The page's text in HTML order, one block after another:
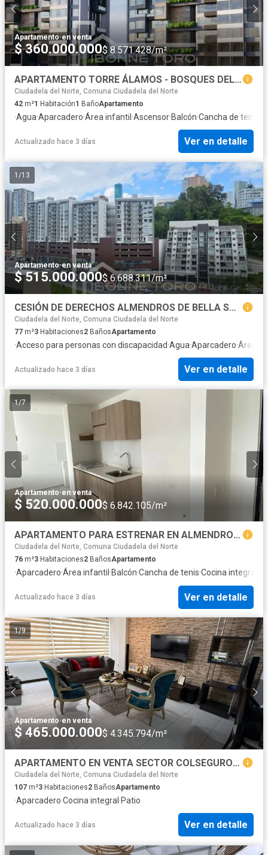
Apartamento·en venta
$ 360.000.000$ 8.571.428/m²
APARTAMENTO TORRE ÁLAMOS - BOSQUES DEL CERRO
Ciudadela del Norte, Comuna Ciudadela del Norte
42 m²1 Habitación1 BañoApartamento
·Agua·Aparcadero·Área infantil ·Ascensor·Balcón·Cancha de tenis
Actualizado hace 3 días Ver en detalle
1 /13
Apartamento·en venta
$ 515.000.000$ 6.688.311/m²
CESIÓN DE DERECHOS ALMENDROS DE BELLA SUIZA
Ciudadela del Norte, Comuna Ciudadela del Norte
77 m²3 Habitaciones2 BañosApartamento
·Acceso para personas con discapacidad·Agua·Aparcadero·Área
Actualizado hace 3 días Ver en detalle
1/7
Apartamento·en venta
$ 520.000.000$ 6.842.105/m²
APARTAMENTO PARA ESTRENAR EN ALMENDROS BELLA SUIZA / 3 ALCOBAS !!!
Ciudadela del Norte, Comuna Ciudadela del Norte
76 m²3 Habitaciones2 BañosApartamento
·Aparcadero·Área infantil ·Balcón·Cancha de tenis·Cocina integral
Actualizado hace 3 días Ver en detalle
1/9
Apartamento·en venta
$ 465.000.000$ 4.345.794/m²
APARTAMENTO EN VENTA SECTOR COLSEGUROS (ALTA SUIZA)
Ciudadela del Norte, Comuna Ciudadela del Norte
107 m²3 Habitaciones2 BañosApartamento
·Aparcadero·Cocina integral ·Patio
Actualizado hace 3 días Ver en detalle